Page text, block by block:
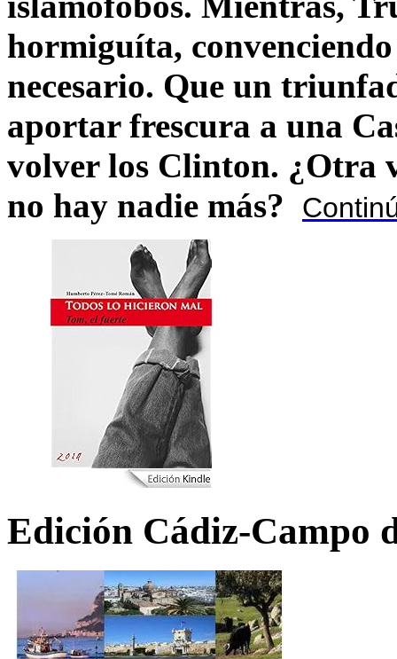
hormiguíta,
necesario. Que un
aportar frescura a una
volver los Clinton. ¿Otra
no hay nadie más?
Edición Cádiz-Campo